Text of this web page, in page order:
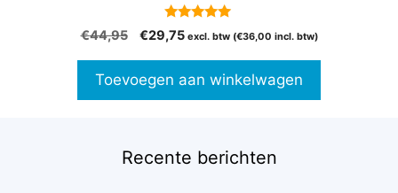
5.00
van 5
€44,95
Oorspronkelijke
€44,95.
€29,75Huidige
€29,75.
excl. btw (€36,00 incl. btw)
Toevoegen aan winkelwagen
Recente berichten